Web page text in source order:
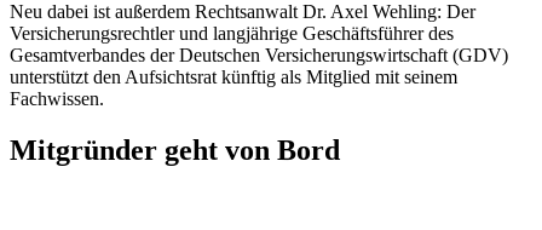
Neu dabei ist außerdem Rechtsanwalt Dr. Axel Wehling: Der
Versicherungsrechtler und langjährige Geschäftsführer des
Gesamtverbandes der Deutschen Versicherungswirtschaft (GDV)
unterstützt den Aufsichtsrat künftig als Mitglied mit seinem
Fachwissen.
Mitgründer geht von Bord